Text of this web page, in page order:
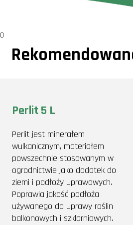
0
Perlit 5 L
Perlit jest minerałem
wulkanicznym, materiałem
powszechnie stosowanym w
ogrodnictwie jako dodatek do
ziemi i podłoży uprawowych.
Poprawia jakość podłoża
używanego do uprawy roślin
balkonowych i szklarniowych.